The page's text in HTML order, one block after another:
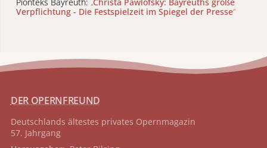
Verpflichtung - Die Festspielzeit im Spiegel der Presse“
DER OPERNFREUND
Deutschlands ältestes privates Opernmagazin
57. Jahrgang